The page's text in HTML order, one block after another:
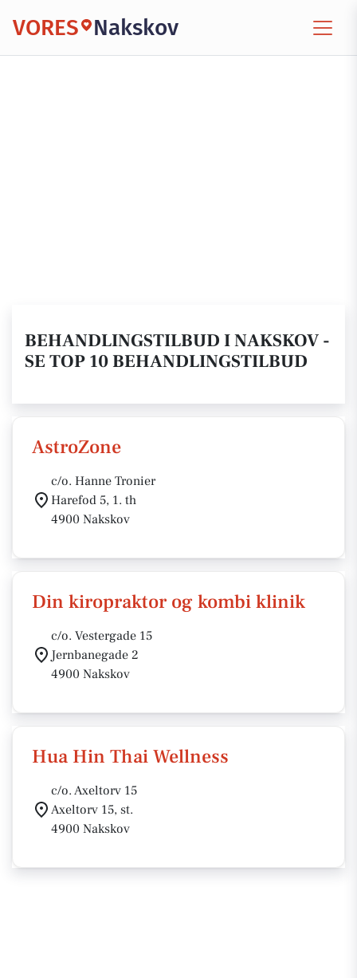
VORES Nakskov
BEHANDLINGSTILBUD I NAKSKOV -
SE TOP 10 BEHANDLINGSTILBUD
AstroZone
c/o. Hanne Tronier
Harefod 5, 1. th
4900 Nakskov
Din kiropraktor og kombi klinik
c/o. Vestergade 15
Jernbanegade 2
4900 Nakskov
Hua Hin Thai Wellness
c/o. Axeltorv 15
Axeltorv 15, st.
4900 Nakskov